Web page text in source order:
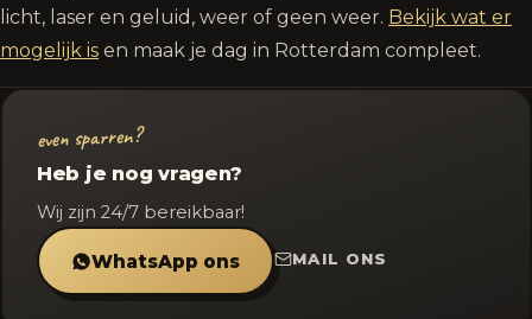
licht, laser en geluid, weer of geen weer. Bekijk wat er
mogelijk is en maak je dag in Rotterdam compleet.
even sparren?
Heb je nog vragen?
Wij zijn 24/7 bereikbaar!
WhatsApp ons MAIL ONS